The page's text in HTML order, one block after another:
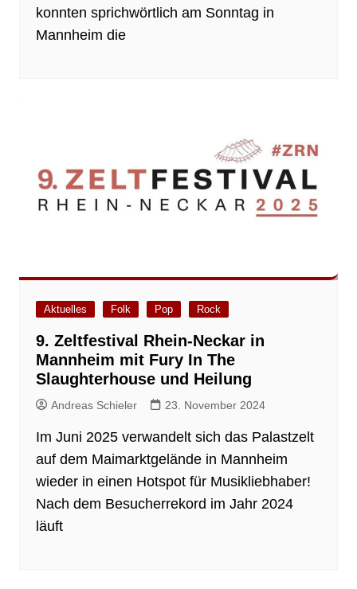
konnten sprichwörtlich am Sonntag in
Mannheim die
Aktuelles Folk Pop Rock
9. Zeltfestival Rhein-Neckar in
Mannheim mit Fury In The
Slaughterhouse und Heilung
Andreas Schieler 23. November 2024
Im Juni 2025 verwandelt sich das Palastzelt
auf dem Maimarktgelände in Mannheim
wieder in einen Hotspot für Musikliebhaber!
Nach dem Besucherrekord im Jahr 2024
läuft